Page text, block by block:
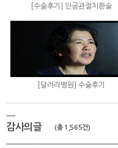
[수술후기] 인공관절치환술
[달려라병원] 수술후기
감사의글 (총 1,565건)